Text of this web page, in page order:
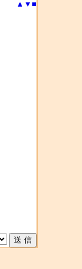
▲ ▼ ■